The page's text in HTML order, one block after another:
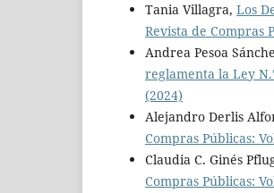
Tania Villagra, Los
Revista de Compras
Andrea Pesoa
reglamenta la Ley
(2024)
Alejandro Derlis
Compras Públicas:
Claudia C. Ginés
Compras Públicas: